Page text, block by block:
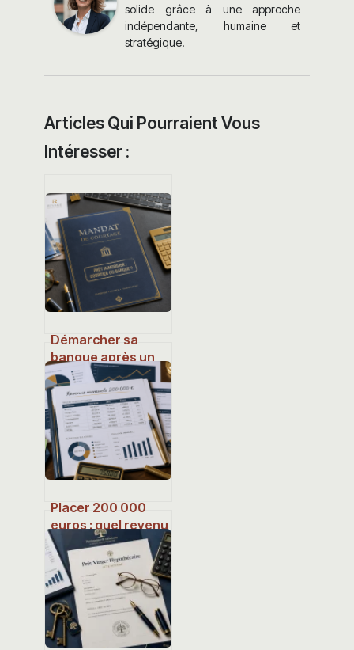
solide grâce à une approche
indépendante, humaine et
stratégique.
Articles Qui Pourraient Vous
Intéresser :
Démarcher sa
banque après un
courtier : les 3
risques majeurs
pour votre dossier
immobilier
Placer 200 000
euros : quel revenu
mensuel espérer
selon votre profil ?